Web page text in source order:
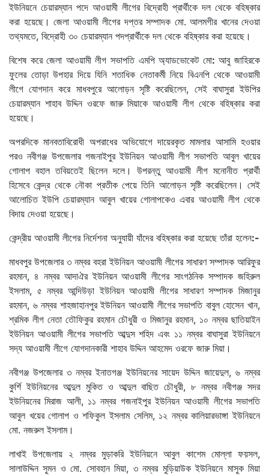
ইউনিয়নে চেয়ারম্যান পদে আওয়ামী লীগের বিদ্রোহী প্রার্থীকে দল থেকে বহিষ্কার
করা হয়েছে। জেলা আওয়ামী লীগের দপ্তর সম্পাদক মো. আলমগীর খানের দেওয়া
তথ্যমতে, বিদ্রোহী ৩০ চেয়ারম্যান পদপ্রার্থীকে দল থেকে বহিষ্কার করা হয়েছে।
বিশেষ করে জেলা আওয়ামী লীগ সভাপতি এমপি অ্যাডভোকেট মো: আবু জাহিরকে
ফুলের তোড়া উপহার দিয়ে যিনি শতাধিক নেতাকর্মী নিয়ে বিএনপি থেকে আওয়ামী
লীগে যোগদান করে মাধবপুরে আলোড়ন সৃষ্টি করেছিলেন, সেই বাঘাসুরা ইউপির
চেয়ারম্যান শাহাব উদ্দিন ওরফে জারু মিয়াকে আওয়ামী লীগ থেকে বহিষ্কার করা
হয়েছে।
অপরদিকে মানবতাবিরোধী অপরাধের অভিযোগে দায়েরকৃত মামলার আসামি হওয়ার
পরও নবীগঞ্জ উপজেলার গজনাইপুর ইউনিয়ন আওয়ামী লীগ সভাপতি আবুল খায়ের
গোলাপ বহাল তবিয়তেই ছিলেন দলে। উপরন্তু আওয়ামী লীগ মনোনীত প্রার্থী
হিসেবে কেন্দ্র থেকে নৌকা প্রতীক পেয়ে তিনি আলোড়ন সৃষ্টি করেছিলেন। সেই
আলোচিত ইউপি চেয়ারম্যান আবুল খায়ের গোলাপকেও এবার আওয়ামী লীগ থেকে
বিদায় দেওয়া হয়েছে।
কেন্দ্রীয় আওয়ামী লীগের নির্দেশনা অনুযায়ী যাঁদের বহিষ্কার করা হয়েছে তাঁরা হলেন:-
মাধবপুর উপজেলার ৩ নম্বর বহরা ইউনিয়ন আওয়ামী লীগের সাধারণ সম্পাদক আরিফুর
রহমান, ৪ নম্বর আদাঐর ইউনিয়ন আওয়ামী লীগের সাংগঠনিক সম্পাদক জহিরুল
ইসলাম, ৫ নম্বর আন্দিউড়া ইউনিয়ন আওয়ামী লীগের সাধারণ সম্পাদক মিজানুর
রহমান, ৬ নম্বর শাহজাহানপুর ইউনিয়ন আওয়ামী লীগের সভাপতি বাবুল হোসেন খান,
শ্রমিক লীগ নেতা তৌফিকুর রহমান চৌধুরী ও মিজানুর রহমান, ১০ নম্বর ছাতিয়াইন
ইউনিয়ন আওয়ামী লীগের সভাপতি আব্দুস শহিদ এবং ১১ নম্বর বাঘাসুরা ইউনিয়নে
সদ্য আওয়ামী লীগে যোগদানকারী শাহাব উদ্দিন আহমেদ ওরফে জারু মিয়া।
নবীগঞ্জ উপজেলার ৩ নম্বর ইনাতগঞ্জ ইউনিয়নের সায়েদ উদ্দিন জায়েদুল, ৬ নম্বর
কুর্শি ইউনিয়নের আব্দুল মুকিত ও আব্দুল বাছিত চৌধুরী, ৮ নম্বর নবীগঞ্জ সদর
ইউনিয়নের মিরাজ আলী, ১১ নম্বর গজনাইপুর ইউনিয়ন আওয়ামী লীগের সভাপতি
আবুল খয়ের গোলাপ ও শফিকুল ইসলাম সেলিম, ১২ নম্বর কালিয়ারভাঙ্গা ইউনিয়নে
মো. নজরুল ইসলাম।
লাখাই উপজেলায় ২ নম্বর মুড়াকরি ইউনিয়নে আবুল কাশেম মোল্লা ফয়সল,
সালাউদ্দিন সুমন ও মো. সোবহান মিয়া, ৩ নম্বর মুড়িয়াউক ইউনিয়নে মাসুক মিয়া